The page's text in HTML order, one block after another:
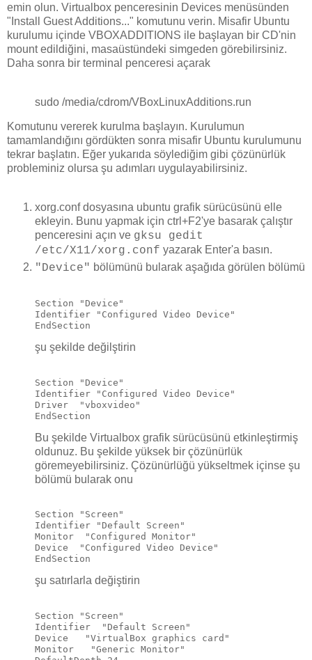
emin olun. Virtualbox penceresinin Devices menüsünden
"Install Guest Additions..." komutunu verin. Misafir Ubuntu
kurulumu içinde VBOXADDITIONS ile başlayan bir CD'nin
mount edildiğini, masaüstündeki simgeden görebilirsiniz.
Daha sonra bir terminal penceresi açarak
sudo /media/cdrom/VBoxLinuxAdditions.run
Komutunu vererek kurulma başlayın. Kurulumun
tamamlandığını gördükten sonra misafir Ubuntu kurulumunu
tekrar başlatın. Eğer yukarıda söylediğim gibi çözünürlük
probleminiz olursa şu adımları uygulayabilirsiniz.
xorg.conf dosyasına ubuntu grafik sürücüsünü elle
ekleyin. Bunu yapmak için ctrl+F2'ye basarak çalıştır
penceresini açın ve gksu gedit
/etc/X11/xorg.conf yazarak Enter'a basın.
"Device" bölümünü bularak aşağıda görülen bölümü
Section "Device"
Identifier "Configured Video Device"
şu şekilde değilştirin
Section "Device"
Identifier "Configured Video Device"
Driver  "vboxvideo"
Bu şekilde Virtualbox grafik sürücüsünü etkinleştirmiş
oldunuz. Bu şekilde yüksek bir çözünürlük
göremeyebilirsiniz. Çözünürlüğü yükseltmek içinse şu
bölümü bularak onu
Section "Screen"
Identifier "Default Screen"
Monitor  "Configured Monitor"
Device  "Configured Video Device"
şu satırlarla değiştirin
Section "Screen"
Identifier  "Default Screen"
Device   "VirtualBox graphics card"
Monitor   "Generic Monitor"